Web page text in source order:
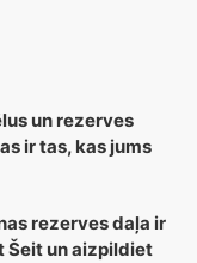
un rezerves
ir tas, kas jums
rezerves daļa ir
Šeit un aizpildiet